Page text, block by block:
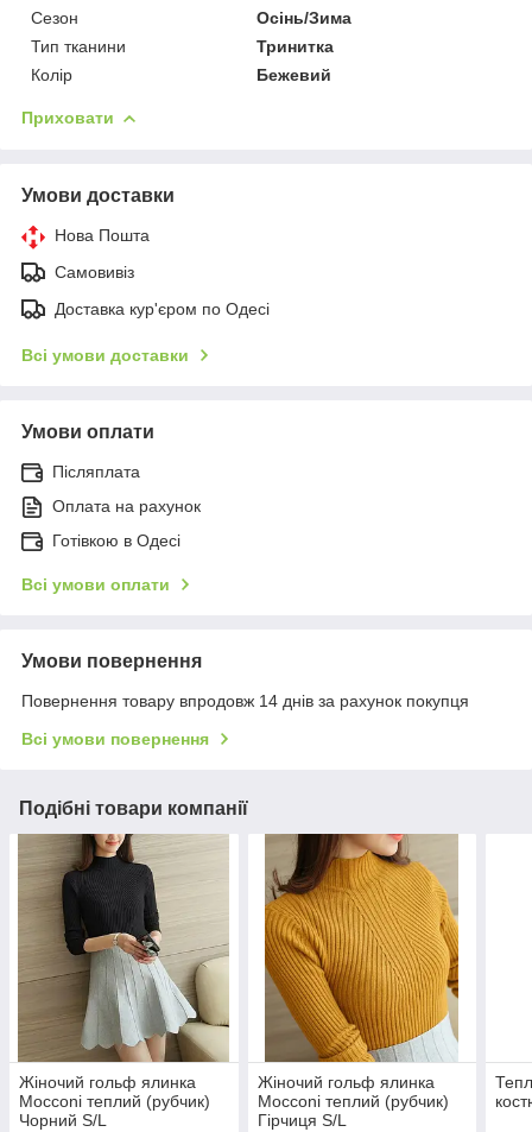
Сезон
Осінь/Зима
Тип тканини
Тринитка
Колір
Бежевий
Приховати
Умови доставки
Нова Пошта
Самовивіз
Доставка кур'єром по Одесі
Всі умови доставки
Умови оплати
Післяплата
Оплата на рахунок
Готівкою в Одесі
Всі умови оплати
Умови повернення
Повернення товару впродовж 14 днів за рахунок покупця
Всі умови повернення
Подібні товари компанії
Жіночий гольф ялинка
Mocconi теплий (рубчик)
Чорний S/L
Жіночий гольф ялинка
Mocconi теплий (рубчик)
Гірчиця S/L